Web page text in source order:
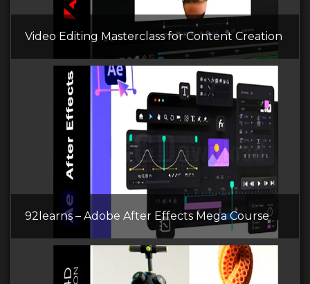
Video Editing Masterclass for Content Creation
92learns – Adobe After Effects Mega Course